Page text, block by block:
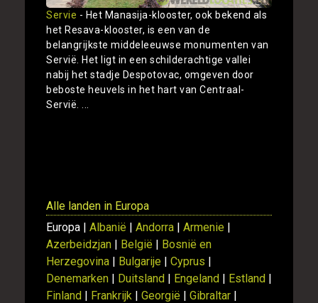
Servie - Het Manasija-klooster, ook bekend als
het Resava-klooster, is een van de
belangrijkste middeleeuwse monumenten van
Servië. Het ligt in een schilderachtige vallei
nabij het stadje Despotovac, omgeven door
beboste heuvels in het hart van Centraal-
Servië. ...
Alle landen in Europa
Europa | Albanië | Andorra | Armenie |
Azerbeidzjan | België | Bosnië en
Herzegovina | Bulgarije | Cyprus |
Denemarken | Duitsland | Engeland | Estland |
Finland | Frankrijk | Georgië | Gibraltar |